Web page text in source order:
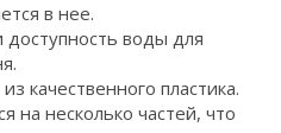
в нее.
доступность воды для
качественного пластика.
на несколько частей, что